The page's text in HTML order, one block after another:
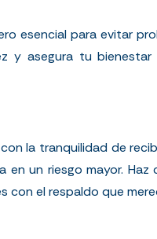
esencial para evitar
y asegura tu bienestar
la tranquilidad de
un riesgo mayor.
con el respaldo que